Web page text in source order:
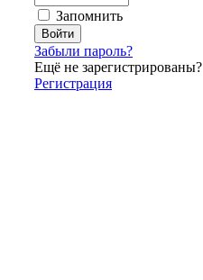
Запомнить
Забыли пароль?
Ещё не зарегистрированы?
Регистрация